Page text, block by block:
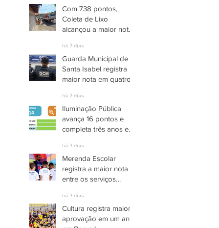
Com 738 pontos,
Coleta de Lixo
alcançou a maior nota
avaliados em
Piracicaba
há 2 dias
Guarda Municipal de
Santa Isabel registra
maior nota em quatro
INDSAT
há 2 dias
Iluminação Pública
avança 16 pontos e
completa três anos em
Satisfação em
Itaquaquecetuba
há 3 dias
Merenda Escolar
registra a maior nota
entre os serviços
há 3 dias
Cultura registra maior
aprovação em um ano